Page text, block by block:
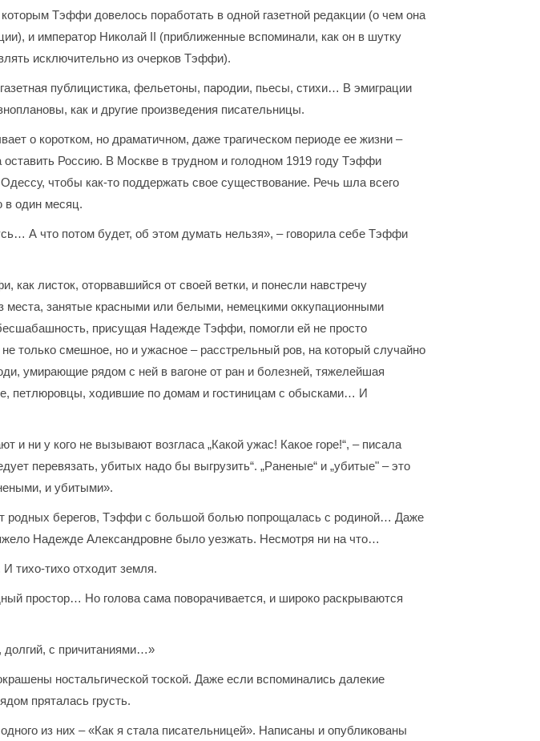
Тэффи довелось поработать в одной газетной редакции (о чем она
и император Николай II (приближенные вспоминали, как он в шутку
исключительно из очерков Тэффи).
публицистика, фельетоны, пародии, пьесы, стихи… В эмиграции
как и другие произведения писательницы.
о коротком, но драматичном, даже трагическом периоде ее жизни –
Россию. В Москве в трудном и голодном 1919 году Тэффи
чтобы как-то поддержать свое существование. Речь шла всего
в один месяц.
А что потом будет, об этом думать нельзя», – говорила себе Тэффи
листок, оторвавшийся от своей ветки, и понесли навстречу
занятые красными или белыми, немецкими оккупационными
присущая Надежде Тэффи, помогли ей не просто
только смешное, но и ужасное – расстрельный ров, на который случайно
умирающие рядом с ней в вагоне от ран и болезней, тяжелейшая
петлюровцы, ходившие по домам и гостиницам с обысками… И
ни у кого не вызывают возгласа „Какой ужас! Какое горе!“, – писала
перевязать, убитых надо бы выгрузить“. „Раненые“ и „убитые" – это
и убитыми».
родных берегов, Тэффи с большой болью попрощалась с родиной… Даже
Надежде Александровне было уезжать. Несмотря ни на что…
тихо-тихо отходит земля.
простор… Но голова сама поворачивается, и широко раскрываются
долгий, с причитаниями…»
ностальгической тоской. Даже если вспоминались далекие
пряталась грусть.
из них – «Как я стала писательницей». Написаны и опубликованы